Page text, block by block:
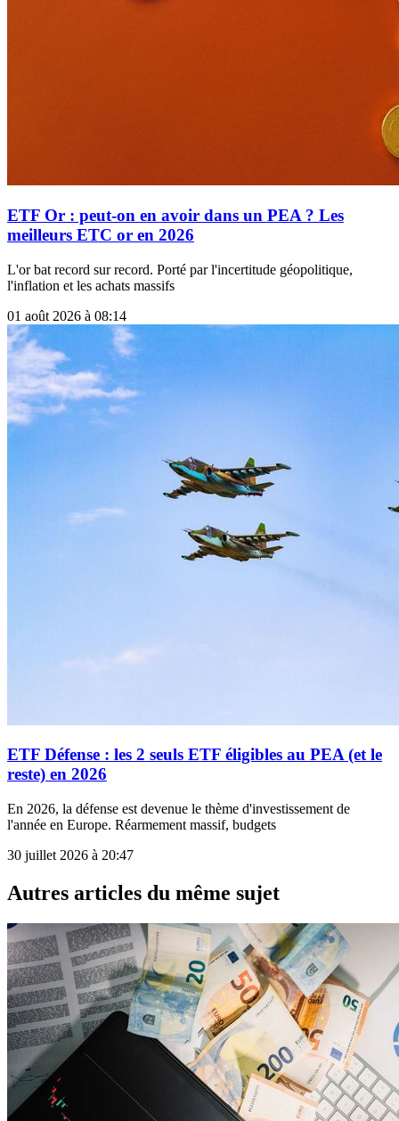
ETF Or : peut-on en avoir dans un PEA ? Les
meilleurs ETC or en 2026
L'or bat record sur record. Porté par l'incertitude géopolitique,
l'inflation et les achats massifs
01 août 2026 à 08:14
ETF Défense : les 2 seuls ETF éligibles au PEA (et le
reste) en 2026
En 2026, la défense est devenue le thème d'investissement de
l'année en Europe. Réarmement massif, budgets
30 juillet 2026 à 20:47
Autres articles du même sujet